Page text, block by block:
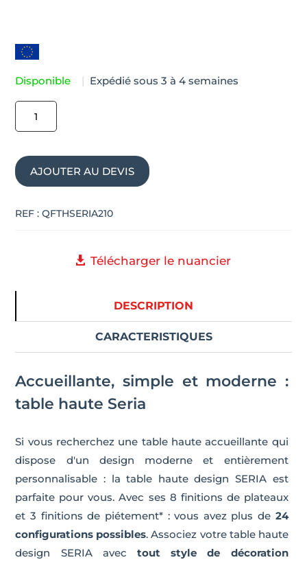
Disponible | Expédié sous 3 à 4 semaines
quantité
Table
haute
design
piétement
AJOUTER AU DEVIS
REF :QFTHSERIA210
Télécharger le nuancier
DESCRIPTION
CARACTERISTIQUES
Accueillante, simple et moderne :
table haute Seria
Si vous recherchez une table haute accueillante qui
dispose d'un design moderne et entièrement
personnalisable : la table haute design SERIA est
parfaite pour vous. Avec ses 8 finitions de plateaux
et 3 finitions de piétement* : vous avez plus de 24
configurations possibles. Associez votre table haute
design SERIA avec tout style de décoration